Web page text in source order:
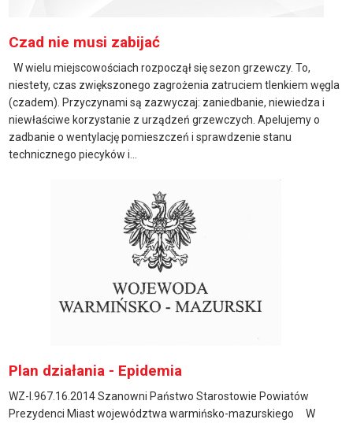
Czad nie musi zabijać
W wielu miejscowościach rozpoczął się sezon grzewczy. To,
niestety, czas zwiększonego zagrożenia zatruciem tlenkiem węgla
(czadem). Przyczynami są zazwyczaj: zaniedbanie, niewiedza i
niewłaściwe korzystanie z urządzeń grzewczych. Apelujemy o
zadbanie o wentylację pomieszczeń i sprawdzenie stanu
technicznego piecyków i...
Plan działania - Epidemia
WZ-I.967.16.2014 Szanowni Państwo Starostowie Powiatów
Prezydenci Miast województwa warmińsko-mazurskiego W